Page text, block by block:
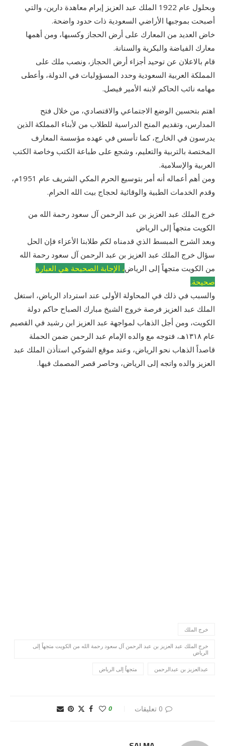
وبحلول عام 1922 الملك عبد العزيز إبرام معاهدة دارين، والتي
أصبحت بموجبها الأراضي السعودية ذات حدود واضحة.
خاض العديد من المعارك على أرض الحجاز وكسبها، ومن أهمها
معارك الفياضة والبكرية والسنانة.
قام بالاعلان عن توحيد أجزاء أرض الحجاز، ونصب ملك على
المملكة العربية السعودية وحدد المسؤوليات في الدولة، وأعطى
مهامه نائب الحاكم لابنه الأمير فيصل.
اهتم بتحسين الوضع الاجتماعي والاقتصادي، من خلال فتح
المدارس، وتقديم المنح الدراسية للطلاب من لأبناء المملكة الذين
يدرسون في الخارج، كما تأسس في عهده مؤسسة المعارف
المختصة بالتربية والتعليم، وشجع على طباعة الكتب وخاصة الكتب
العربية والإسلامية.
ومن أهم أعماله أنه أمر بتوسيع الحرم المكي الشريف عام 1951م،
وقدم الخدمات الطبية والوقائية لحجاج بيت الله الحرام.
خرج الملك عبد العزيز بن عبد الرحمن آل سعود رحمة الله من
الكويت متجهاً إلى الرياض
وبعد الشرح المبسط الذي قدمناه لكم طلابنا الأعزاء فإن الحل
سؤال خرج الملك عبد العزيز بن عبد الرحمن آل سعود رحمة الله
من الكويت متجهاً إلى الرياض، الإجابة الصحيحة هي العبارة
صحيحة.
والسبب في ذلك في المحاولة الأولى عند استرداد الرياض، استغل
الملك عبد العزيز فرصة خروج الشيخ مبارك الصباح حاكم دولة
الكويت، ومن أجل الذهاب لمواجهة عبد العزيز ابن رشيد في القصيم
عام ١٣١٨ه‍ـ، فتوجه مع والده الإمام عبد الرحمن ضمن الحملة
قاصداً الذهاب نحو الرياض، وعند موقع الشوكي استأذن الملك عبد
العزيز والده واتجه إلى الرياض، وحاصر قصر المصمك فيها.
خرج الملك
خرج الملك عبد العزيز بن عبد الرحمن آل سعود رحمة الله من الكويت متجهاً إلى
الرياض
عبدالعزيز بن عبدالرحمن متجهاً إلى الرياض
0 تعليقات 0